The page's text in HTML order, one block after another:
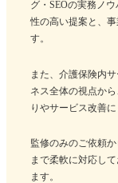
グ・SEOの実務ノ
性の高い提案と、
す。
また、介護保険内
ネス全体の視点か
りやサービス改善に
監修のみのご依頼
まで柔軟に対応し
ます。